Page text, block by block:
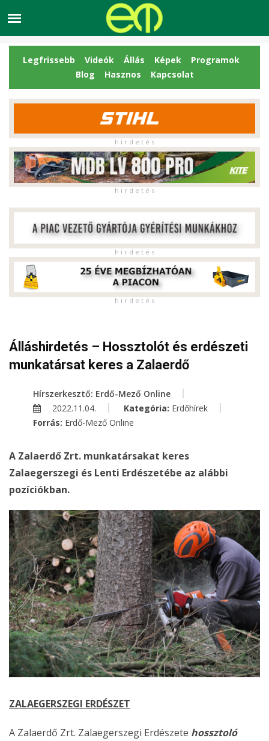
Legfrissebb Videók Állás Képek
Programok
Blog
Hasznos Kapcsolat
h i r d e t é s
h i r d e t é s
h i r d e t é s
h i r d e t é s
Álláshirdetés – Hossztolót és erdészeti
munkatársat keres a Zalaerdő
Hírszerkesztő: Erdő-Mező Online
2022.11.04.
Kategória: Erdőhírek
Forrás: Erdő-Mező Online
A Zalaerdő Zrt. munkatársakat keres
Zalaegerszegi és Lenti Erdészetébe az alábbi
pozíciókban.
ZALAEGERSZEGI ERDÉSZET
A Zalaerdő Zrt. Zalaegerszegi Erdészete hossztoló